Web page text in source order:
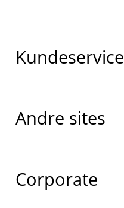
Kundeservice
Andre sites
Corporate